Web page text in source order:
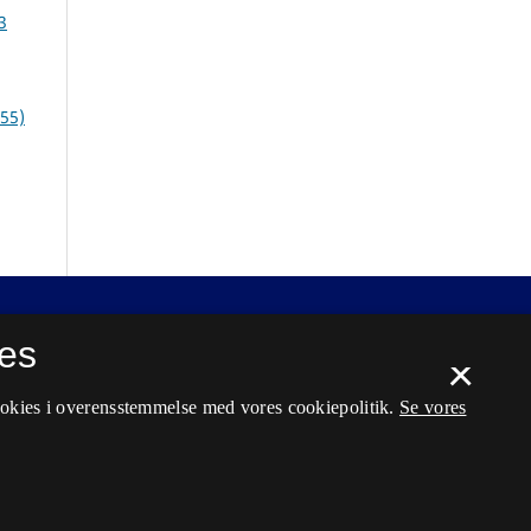
×
i overensstemmelse med vores cookiepolitik. Se vores